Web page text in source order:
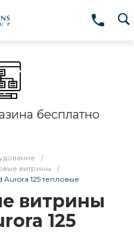
бесплатно
/
витрины
/
125 тепловые
витрины
125